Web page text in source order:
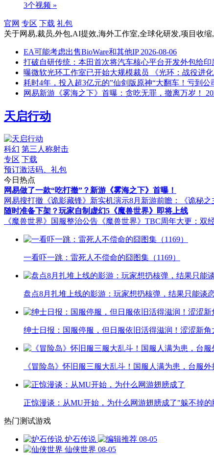
3个视频 »
官网 专区 下载 礼包
关于网易,裁员,外包,AI提效,海外工作室,全球化研发,项目收缩
EA可能考虑出售BioWare和其他IP 2026-08-06
打破自研传统：本田首次将汽车核心平台开发外包给
曝微软光环工作室已开始大规模裁员 《光环：战役进
耗时4年，投入超3亿元的”仙剑版原神“大翻车！亏到公
网易新游《雾海之下》首曝：贪吃无罪，撤离万岁！
天启行动
科幻 第三人称射击
专区 下载
预订激活码、礼包
今日热点
网易做了一款“吃打撤”？新游《雾海之下》首曝！
网易搜打撤《诡影藏锋》新实机演示8月新游前瞻：《诡秘之
随时准备下架？玩家自制虚幻5《魔兽世界》即将上线
《魔兽世界》国服整治公告 《魔兽世界》TBC周年大更：双
一看吓一跳：雷死人不偿命的囧图集（1169）
盘点8月扎堆上线的影游：玩家想扔核弹，结果只能谈
绅士日报：国服停服，但日服依旧活得滋润！涩涩新角
《冒险岛》怀旧服三服大乱斗！国服人满为患，台服外
正惊漫谈：从MU开始，为什么网游翅膀成了"躲不掉的
热门测试游戏
炉石传说
08-05
仙侠世界 08-05